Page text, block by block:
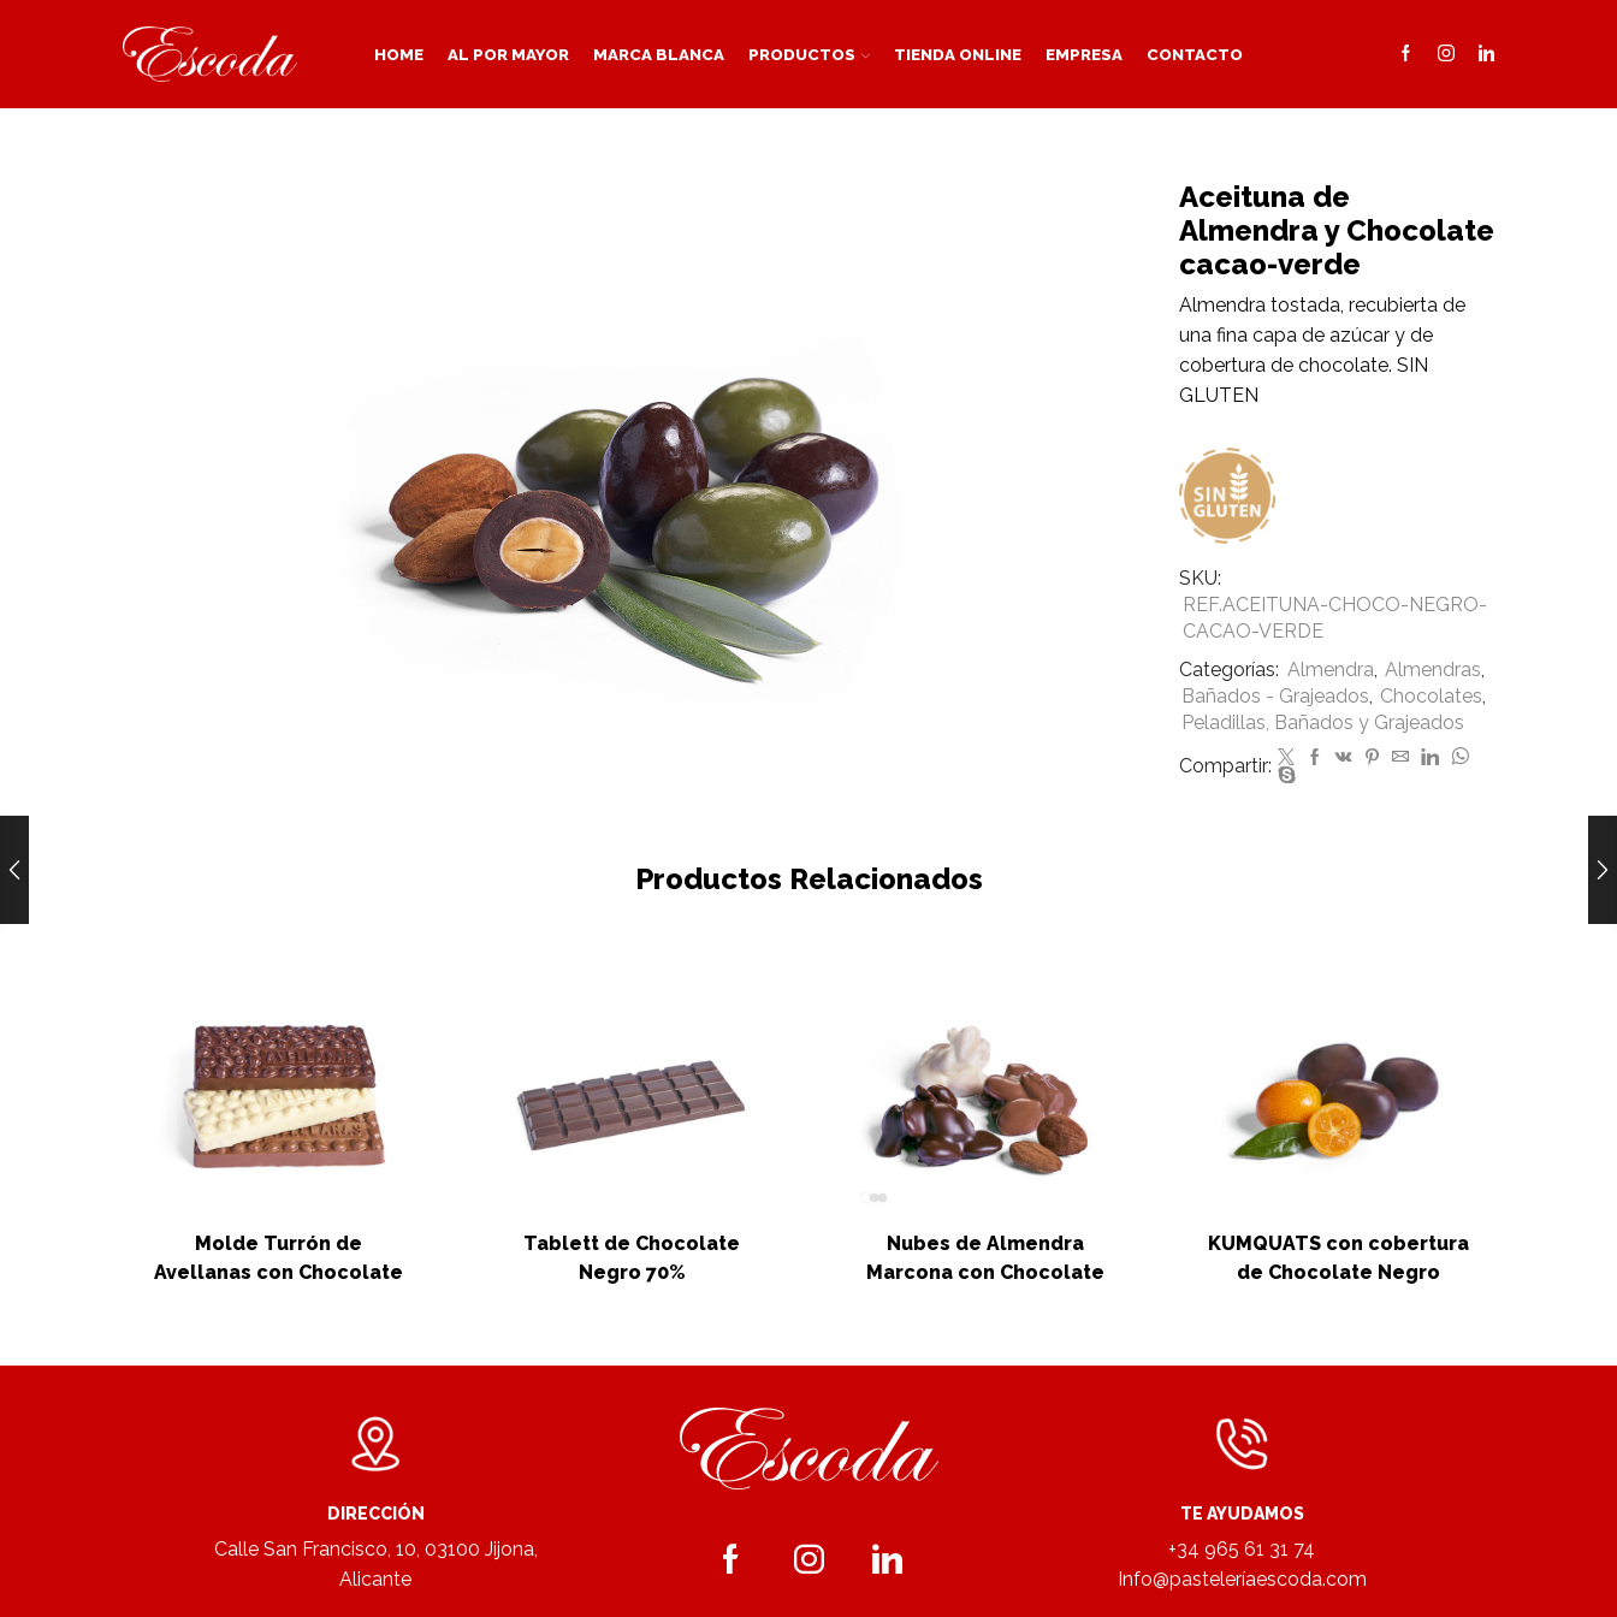
HOME AL POR MAYOR MARCA BLANCA PRODUCTOS TIENDA ONLINE EMPRESA CONTACTO
Aceituna de
Almendra y Chocolate
cacao-verde
Almendra tostada, recubierta de
una fina capa de azúcar y de
cobertura de chocolate. SIN
GLUTEN
SKU:
REF.ACEITUNA-CHOCO-NEGRO-
CACAO-VERDE
Categorías: Almendra Almendras
Bañados - Grajeados Chocolates
Peladillas, Bañados y Grajeados
Compartir:
Productos Relacionados
Molde Turrón de
Avellanas con Chocolate
Tablett de Chocolate
Negro 70%
Nubes de Almendra
Marcona con Chocolate
KUMQUATS con cobertura
de Chocolate Negro
DIRECCIÓN
Calle San Francisco, 10, 03100 Jijona,
Alicante
FacebookInstagramLinkedin
TE AYUDAMOS
+34 965 61 31 74
Info@pasteleríaescoda.com